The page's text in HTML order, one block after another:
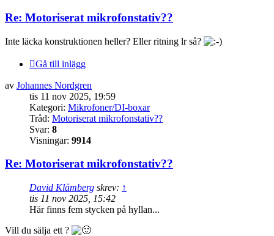
Re: Motoriserat mikrofonstativ??
Inte läcka konstruktionen heller? Eller ritning lr så?
Gå till inlägg
av Johannes Nordgren
tis 11 nov 2025, 19:59
Kategori: Mikrofoner/DI-boxar
Tråd: Motoriserat mikrofonstativ??
Svar: 8
Visningar: 9914
Re: Motoriserat mikrofonstativ??
David Klämberg skrev: ↑
tis 11 nov 2025, 15:42
Här finns fem stycken på hyllan...
Vill du sälja ett ?